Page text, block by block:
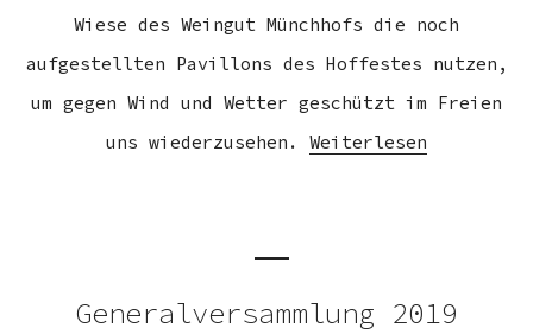
Wiese des Weingut Münchhofs die noch
aufgestellten Pavillons des Hoffestes nutzen,
um gegen Wind und Wetter geschützt im Freien
uns wiederzusehen. Weiterlesen
Generalversammlung 2019